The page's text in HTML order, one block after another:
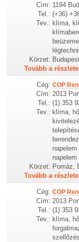
Cím: 1194
Tel.: (+36)
Tev.: klíma,
Körzet:
Tovább a
Cég: COP
Cím: 2013
Tel.: (1) 353
Tev.: klíma,
Körzet: Pomáz,
Tovább a
Cég: COP
Cím: 2013
Tel.: (1) 353
Tev.: klíma,